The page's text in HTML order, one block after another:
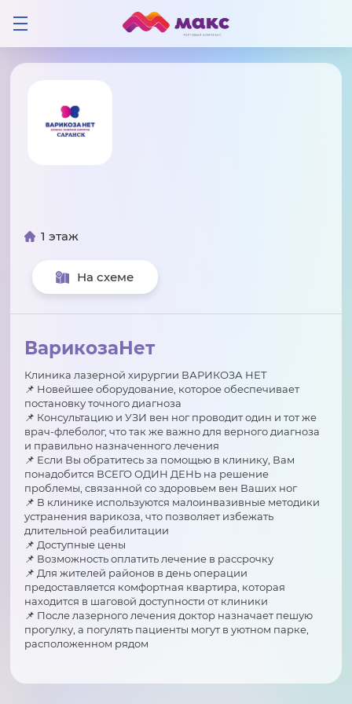
1 этаж
На схеме
ВарикозаНет
Клиника лазерной хирургии ВАРИКОЗА НЕТ
📌 Новейшее оборудование, которое обеспечивает
постановку точного диагноза
📌 Консультацию и УЗИ вен ног проводит один и тот же
врач-флеболог, что так же важно для верного диагноза
и правильно назначенного лечения
📌 Если Вы обратитесь за помощью в клинику, Вам
понадобится ВСЕГО ОДИН ДЕНЬ на решение
проблемы, связанной со здоровьем вен Ваших ног
📌 В клинике используются малоинвазивные методики
устранения варикоза, что позволяет избежать
длительной реабилитации
📌 Доступные цены
📌 Возможность оплатить лечение в рассрочку
📌 Для жителей районов в день операции
предоставляется комфортная квартира, которая
находится в шаговой доступности от клиники
📌 После лазерного лечения доктор назначает пешую
прогулку, а погулять пациенты могут в уютном парке,
расположенном рядом